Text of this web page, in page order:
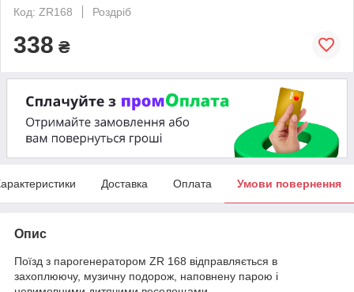
Код: ZR168
Роздріб
338 ₴
Доставка Оплата Умови повернення
Опис
Поїзд з парогенератором ZR 168 відправляється в
захоплюючу, музичну подорож, наповнену парою і